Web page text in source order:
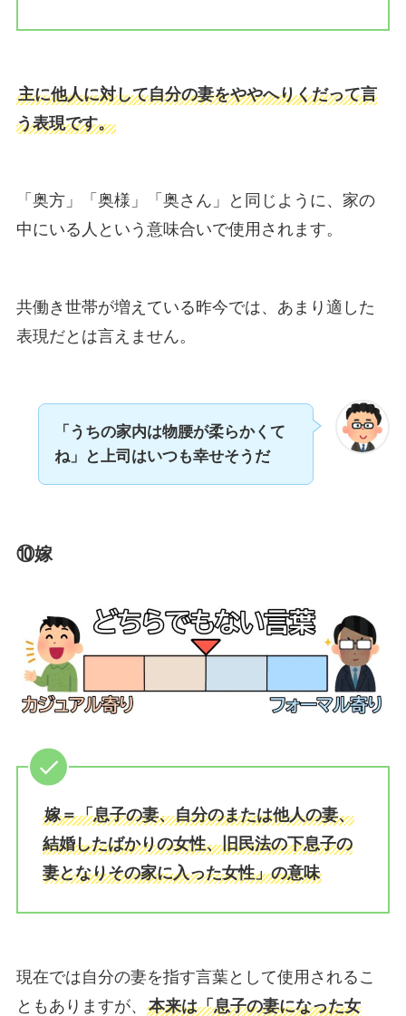
主に他人に対して自分の妻をややへりくだって言
う表現です。
「奥方」「奥様」「奥さん」と同じように、家の
中にいる人という意味合いで使用されます。
共働き世帯が増えている昨今では、あまり適した
表現だとは言えません。
「うちの家内は物腰が柔らかくて
ね」と上司はいつも幸せそうだ
⑩嫁
嫁＝「息子の妻、自分のまたは他人の妻、
結婚したばかりの女性、旧民法の下息子の
妻となりその家に入った女性」の意味
現在では自分の妻を指す言葉として使用されるこ
ともありますが、 本来は「息子の妻になった女